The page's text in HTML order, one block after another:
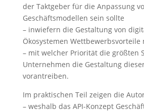
der Taktgeber für die Anpassung
Geschäftsmodellen sein sollte
– inwiefern die Gestaltung von
Ökosystemen
– mit welcher Priorität die größten
Unternehmen die Gestaltung
vorantreiben.
Im praktischen Teil zeigen die
– weshalb das API-Konzept